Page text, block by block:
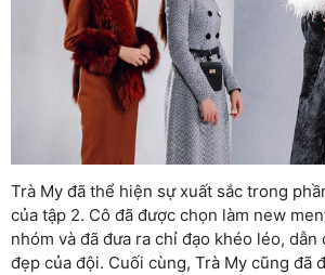
Trà My đã thể hiện sự xuất sắc trong
của tập 2. Cô đã được chọn làm new
nhóm và đã đưa ra chỉ đạo khéo léo,
đẹp của đội. Cuối cùng, Trà My cũng đã